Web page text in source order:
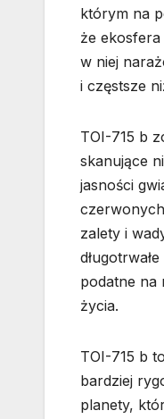
którym na
że ekosfera
w niej
i częstsze
TOI-715 b
skanujące
jasności
zalety i
podatne na
życia.
TOI-715 b
bardziej
planety,